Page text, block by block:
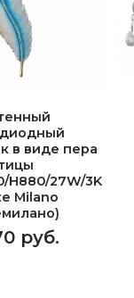
в виде пера
H880/27W/3K
Milano
руб.